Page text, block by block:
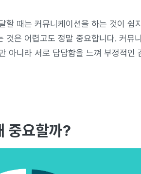
할 때는 커뮤니케이션을 하는 것이 쉽
것은 어렵고도 정말 중요합니다. 커뮤
아니라 서로 답답함을 느껴 부정적인
중요할까?